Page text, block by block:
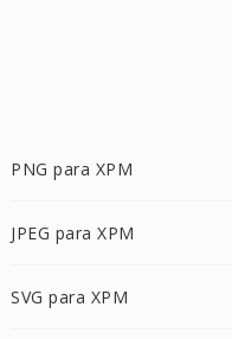
PNG para XPM
JPEG para XPM
SVG para XPM